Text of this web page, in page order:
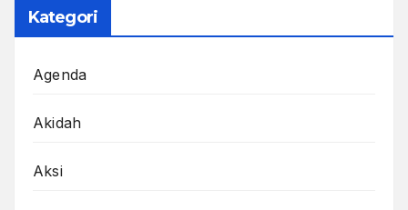
Kategori
Agenda
Akidah
Aksi